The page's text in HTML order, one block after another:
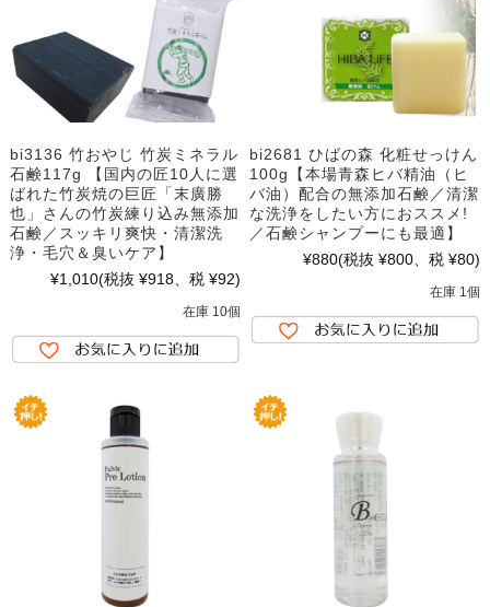
bi3136 竹おやじ 竹炭ミネラル
石鹸117g 【国内の匠10人に選
ばれた竹炭焼の巨匠「末廣勝
也」さんの竹炭練り込み無添加
石鹸／スッキリ爽快・清潔洗
浄・毛穴＆臭いケア】
¥1,010(税抜 ¥918、税 ¥92)
在庫 10個
bi2681 ひばの森 化粧せっけん
100g【本場青森ヒバ精油（ヒ
バ油）配合の無添加石鹸／清潔
な洗浄をしたい方におススメ!
／石鹸シャンプーにも最適】
¥880(税抜 ¥800、税 ¥80)
在庫 1個